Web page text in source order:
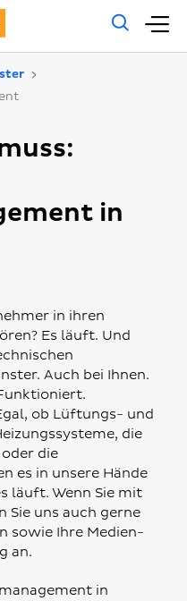
in
in ihren
Es läuft. Und
Auch bei Ihnen.
ob Lüftungs- und
die
die
es in unsere Hände
läuft. Wenn Sie mit
Sie uns auch gerne
sowie Ihre Medien-
an.
in